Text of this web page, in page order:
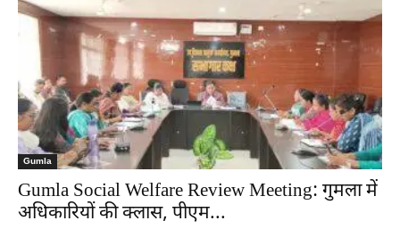
Gumla
Gumla Social Welfare Review Meeting: गुमला में
अधिकारियों की क्लास, पीएम...